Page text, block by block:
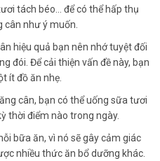
tách béo… để có thể hấp thụ
như ý muốn.
hiệu quả bạn nên nhớ tuyệt đối
đói. Để cải thiện vấn đề này, bạn
ít đồ ăn nhẹ.
cân, bạn có thể uống sữa tươi
thời điểm nào trong ngày.
bữa ăn, vì nó sẽ gây cảm giác
nhiều thức ăn bổ dưỡng khác.